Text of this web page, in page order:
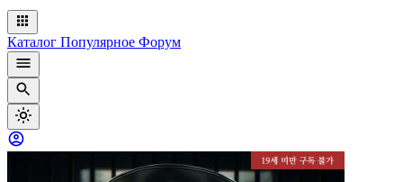
Каталог Популярное Форум